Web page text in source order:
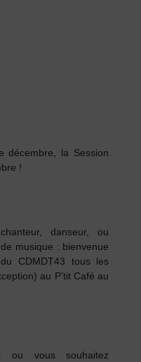
décembre, la Session
!
danseur, ou
musique : bienvenue
CDMDT43 tous les
au P’tit Café au
ou vous souhaitez